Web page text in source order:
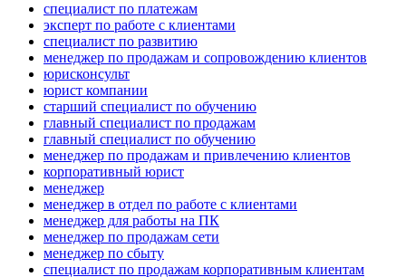
специалист по платежам
эксперт по работе с клиентами
специалист по развитию
менеджер по продажам и сопровождению клиентов
юрисконсульт
юрист компании
старший специалист по обучению
главный специалист по продажам
главный специалист по обучению
менеджер по продажам и привлечению клиентов
корпоративный юрист
менеджер
менеджер в отдел по работе с клиентами
менеджер для работы на ПК
менеджер по продажам сети
менеджер по сбыту
специалист по продажам корпоративным клиентам